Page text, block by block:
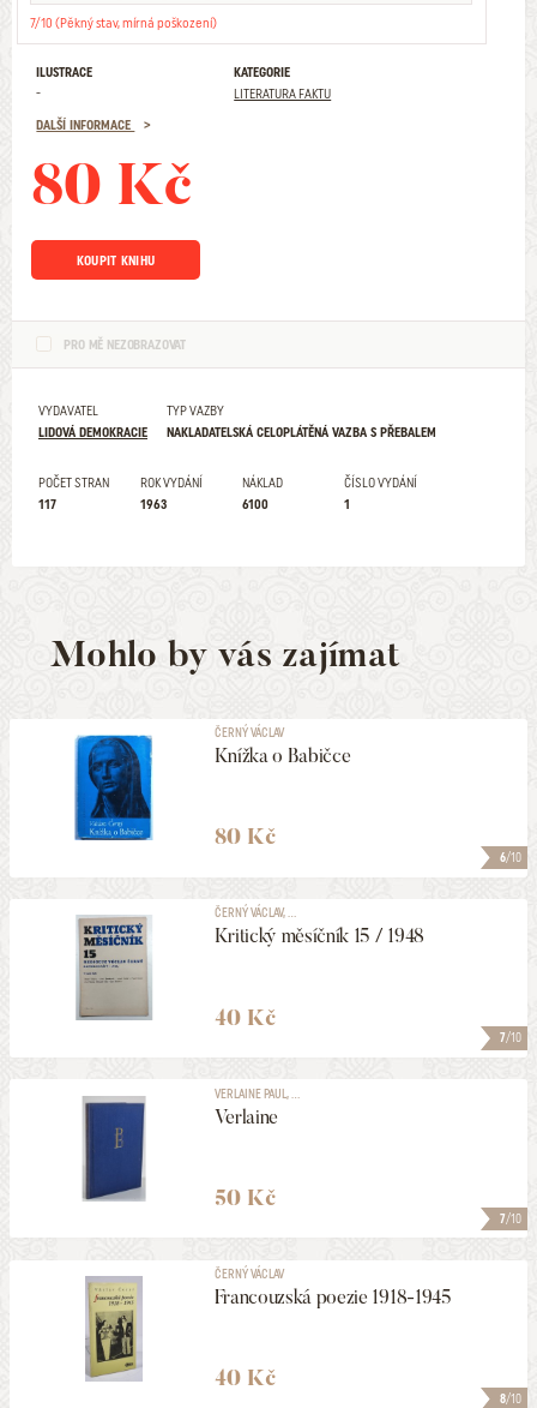
7/10 (Pěkný stav, mírná poškození)
ILUSTRACE
-
KATEGORIE
LITERATURA FAKTU
DALŠÍ INFORMACE
80 Kč
KOUPIT KNIHU
PRO MĚ NEZOBRAZOVAT
VYDAVATEL
LIDOVÁ DEMOKRACIE
TYP VAZBY
NAKLADATELSKÁ CELOPLÁTĚNÁ VAZBA S PŘEBALEM
POČET STRAN
117
ROK VYDÁNÍ
1963
NÁKLAD
6100
ČÍSLO VYDÁNÍ
1
Mohlo by vás zajímat
6/10
ČERNÝ VÁCLAV
Knížka o Babičce
80 Kč
7/10
ČERNÝ VÁCLAV, ...
Kritický měsíčník 15 / 1948
40 Kč
7/10
VERLAINE PAUL, ...
Verlaine
50 Kč
8/10
ČERNÝ VÁCLAV
Francouzská poezie 1918-1945
40 Kč